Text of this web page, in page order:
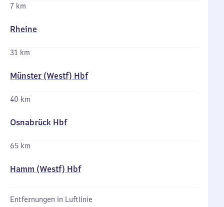
7 km
Rheine
31 km
Münster (Westf) Hbf
40 km
Osnabrück Hbf
65 km
Hamm (Westf) Hbf
Entfernungen in Luftlinie